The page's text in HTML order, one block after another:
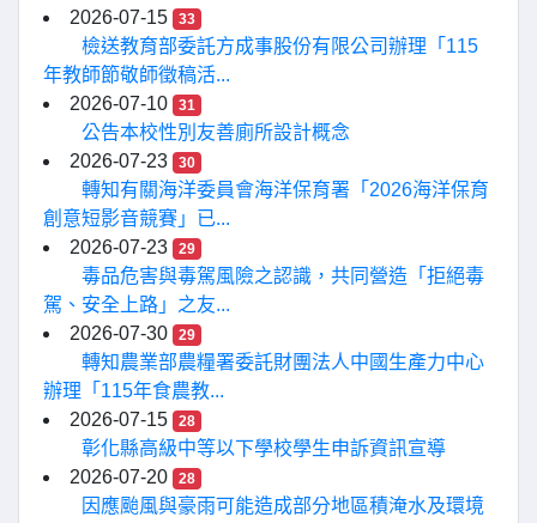
2026-07-15
33
檢送教育部委託方成事股份有限公司辦理「115
年教師節敬師徵稿活...
2026-07-10
31
公告本校性別友善廁所設計概念
2026-07-23
30
轉知有關海洋委員會海洋保育署「2026海洋保育
創意短影音競賽」已...
2026-07-23
29
毒品危害與毒駕風險之認識，共同營造「拒絕毒
駕、安全上路」之友...
2026-07-30
29
轉知農業部農糧署委託財團法人中國生產力中心
辦理「115年食農教...
2026-07-15
28
彰化縣高級中等以下學校學生申訴資訊宣導
2026-07-20
28
因應颱風與豪雨可能造成部分地區積淹水及環境